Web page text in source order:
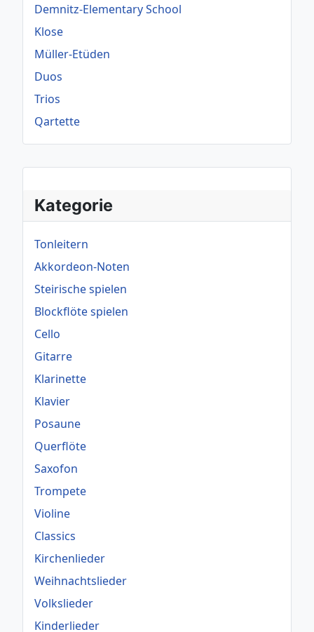
Kategorie
Tonleitern
Akkordeon-Noten
Steirische spielen
Blockflöte spielen
Cello
Gitarre
Klarinette
Klavier
Posaune
Querflöte
Saxofon
Trompete
Violine
Classics
Kirchenlieder
Weihnachtslieder
Volkslieder
Kinderlieder
Demnitz-Elementary School
Klose
Müller-Etüden
Duos
Trios
Qartette